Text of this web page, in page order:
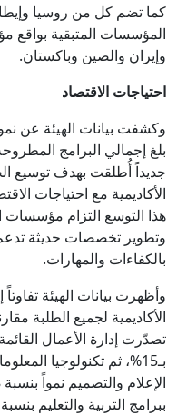
كما تضم كل من روسيا
المؤسسات المتبقية بواقع
وإيران والصين وباكستان.
احتياجات الاقتصاد
وكشفت بيانات الهيئة عن
جديداً أُطلقت بهدف توسيع
الأكاديمية مع احتياجات
هذا التوسع التزام مؤسسات
وتطوير تخصصات حديثة
بالكفاءات والمهارات.
وأظهرت بيانات الهيئة
ببرامج التربية والتعليم بنسبة 5%.